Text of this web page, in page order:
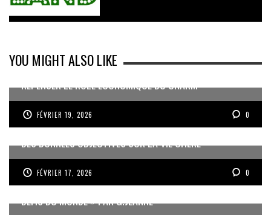
YOU MIGHT ALSO LIKE
REPENSER LE RÔLE ÉCONOMIQUE DU CNARM
FÉVRIER 19, 2026 0
DES DONNÉES OBJECTIVES SUR LA VIE CHÈRE
FÉVRIER 17, 2026 0
« UN GOSIER FIER, FORT ET RESPONSABLE FACE AUX
DÉFIS DU MONDE » PAR G.JEANNE